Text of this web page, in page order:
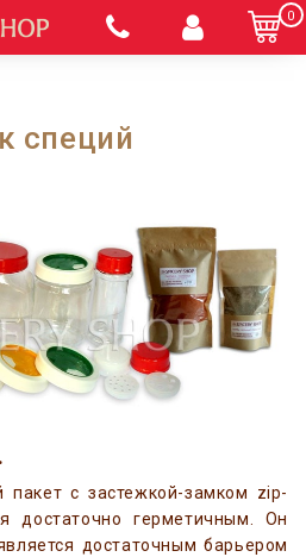
0
специй
пакет с застежкой-замком zip-
достаточно герметичным. Он
достаточным барьером